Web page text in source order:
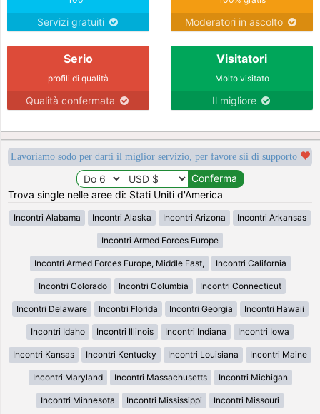
Servizi gratuiti Moderatori in ascolto
Serio
profili di qualità
Qualità confermata
Visitatori
Molto visitato
Il migliore
Lavoriamo sodo per darti il miglior servizio, per favore sii di supporto
Trova single nelle aree di: Stati Uniti d'America
Incontri Alabama Incontri Alaska Incontri Arizona Incontri Arkansas
Incontri Armed Forces Europe
Incontri Armed Forces Europe, Middle East, Incontri California
Incontri Colorado Incontri Columbia Incontri Connecticut
Incontri Delaware Incontri Florida Incontri Georgia Incontri Hawaii
Incontri Idaho Incontri Illinois Incontri Indiana Incontri Iowa
Incontri Kansas Incontri Kentucky Incontri Louisiana Incontri Maine
Incontri Maryland Incontri Massachusetts Incontri Michigan
Incontri Minnesota Incontri Mississippi Incontri Missouri